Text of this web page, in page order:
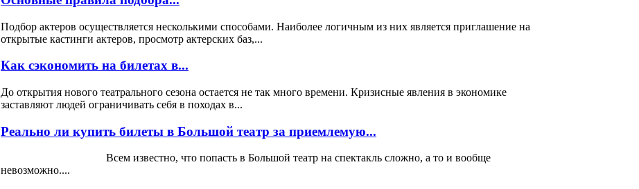
Подбор актеров осуществляется несколькими способами. Наиболее логичным из них является приглашение на
открытые кастинги актеров, просмотр актерских баз,...
Как сэкономить на билетах в...
До открытия нового театрального сезона остается не так много времени. Кризисные явления в экономике
заставляют людей ограничивать себя в походах в...
Реально ли купить билеты в Большой театр за приемлемую...
Всем известно, что попасть в Большой театр на спектакль сложно, а то и вообще
невозможно....